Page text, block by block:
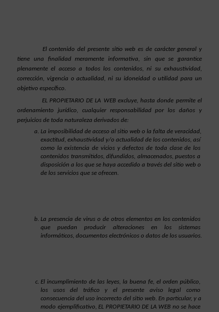
El contenido del presente sitio web es de carácter general y
tiene una finalidad meramente informativa, sin que se garantice
plenamente el acceso a todos los contenidos, ni su exhaustividad,
corrección, vigencia o actualidad, ni su idoneidad o utilidad para un
objetivo específico.
EL PROPIETARIO DE LA WEB excluye, hasta donde permite el
ordenamiento jurídico, cualquier responsabilidad por los daños y
perjuicios de toda naturaleza derivados de:
La imposibilidad de acceso al sitio web o la falta de veracidad,
exactitud, exhaustividad y/o actualidad de los contenidos, así
como la existencia de vicios y defectos de toda clase de los
contenidos transmitidos, difundidos, almacenados, puestos a
disposición a los que se haya accedido a través del sitio web o
de los servicios que se ofrecen.
La presencia de virus o de otros elementos en los contenidos
que puedan producir alteraciones en los sistemas
informáticos, documentos electrónicos o datos de los usuarios.
El incumplimiento de las leyes, la buena fe, el orden público,
los usos del tráfico y el presente aviso legal como
consecuencia del uso incorrecto del sitio web. En particular, y a
modo ejemplificativo, EL PROPIETARIO DE LA WEB no se hace